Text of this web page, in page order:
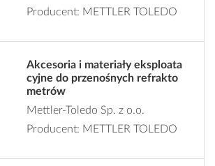
Producent: METTLER TOLEDO
Akcesoria i materiały eksploata
cyjne do przenośnych refrakto
metrów
Mettler-Toledo Sp. z o.o.
Producent: METTLER TOLEDO